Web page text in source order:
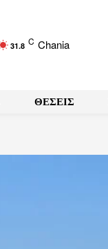
31.8 C Chania
ΘΕΣΕΙΣ